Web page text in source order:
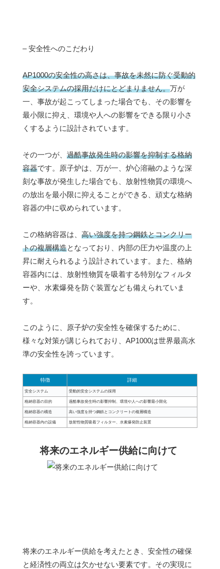
– 安全性へのこだわり
AP1000の安全性の高さは、事故を未然に防ぐ受動的
安全システムの採用だけにとどまりません。万が
一、事故が起こってしまった場合でも、その影響を
最小限に抑え、環境や人への影響をできる限り小さ
くするように設計されています。
その一つが、 過酷事故発生時の影響を抑制する格納
容器です。原子炉は、万が一、炉心溶融のような深
刻な事故が発生した場合でも、放射性物質の環境へ
の放出を最小限に抑えることができる、頑丈な格納
容器の中に収められています。
この格納容器は、 高い強度を持つ鋼鉄とコンクリー
トの複層構造となっており、内部の圧力や温度の上
昇に耐えられるよう設計されています。また、格納
容器内には、放射性物質を吸着する特別なフィルタ
ーや、水素爆発を防ぐ装置なども備えられていま
す。
このように、原子炉の安全性を確保するために、
様々な対策が講じられており、AP1000は世界最高水
準の安全性を誇っています。
特徴 詳細
安全システム 受動的安全システムの採用
格納容器の目的 過酷事故発生時の影響抑制、環境や人への影響最小限化
格納容器の構造 高い強度を持つ鋼鉄とコンクリートの複層構造
格納容器内の設備 放射性物質吸着フィルター、水素爆発防止装置
将来のエネルギー供給に向けて
将来のエネルギー供給を考えたとき、安全性の確保
と経済性の両立は欠かせない要素です。その実現に